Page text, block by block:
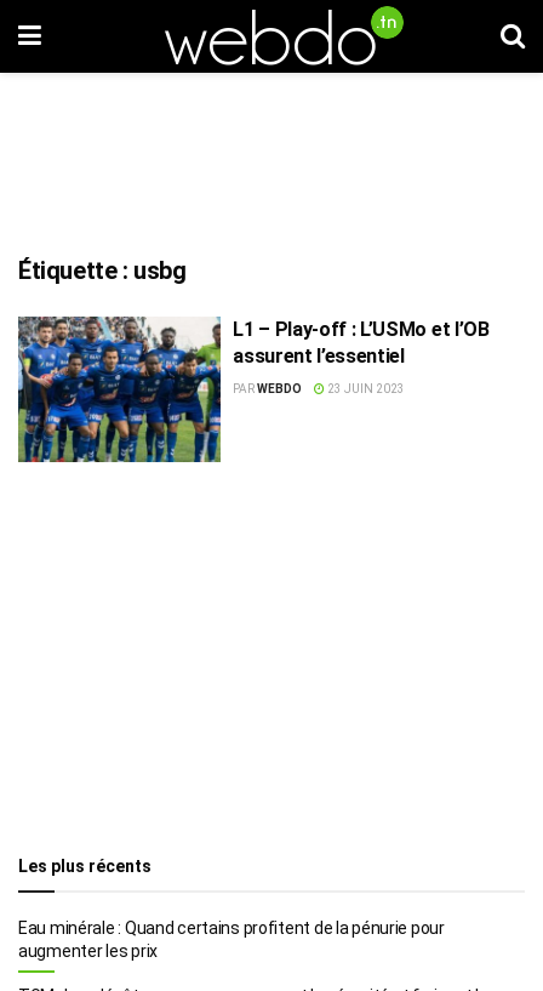
Étiquette : usbg
L1 – Play-off : L’USMo et l’OB
assurent l’essentiel
PARWEBDO 23 JUIN 2023
Les plus récents
Eau minérale : Quand certains profitent de la pénurie pour
augmenter les prix